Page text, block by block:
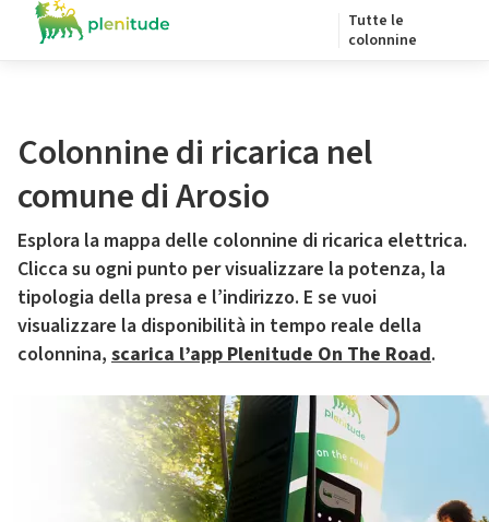
Tutte le
colonnine
Colonnine di ricarica nel
comune di Arosio
Esplora la mappa delle colonnine di ricarica elettrica.
Clicca su ogni punto per visualizzare la potenza, la
tipologia della presa e l’indirizzo. E se vuoi
visualizzare la disponibilità in tempo reale della
colonnina, scarica l’app Plenitude On The Road.